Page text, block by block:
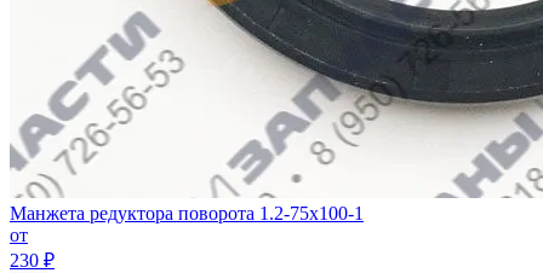
Манжета редуктора поворота 1.2-75х100-1
от
230 ₽